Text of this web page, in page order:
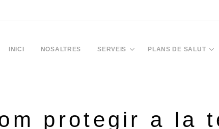
INICI NOSALTRES SERVEIS PLANS DE SALUT
protegir a la